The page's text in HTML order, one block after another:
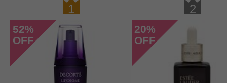
1
52%
OFF
2
20%
OFF